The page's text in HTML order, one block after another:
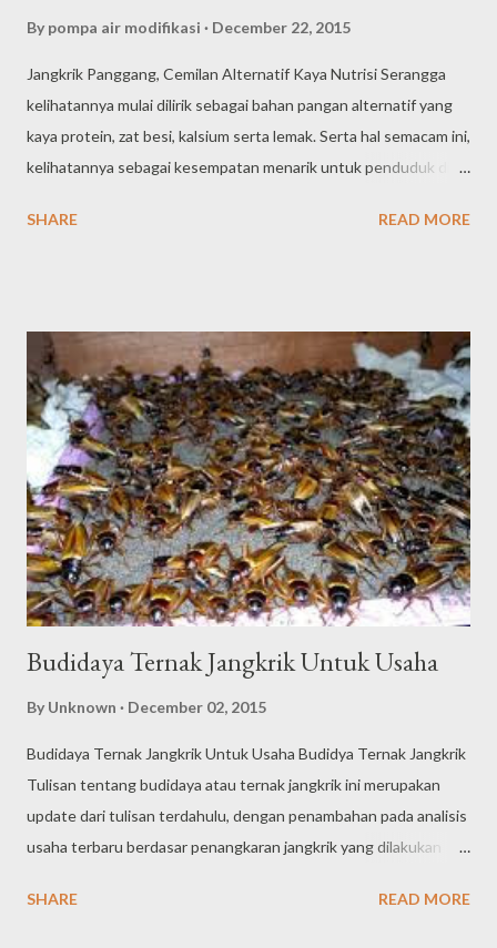
By pompa air modifikasi December 22, 2015
Jangkrik Panggang, Cemilan Alternatif Kaya Nutrisi Serangga
kelihatannya mulai dilirik sebagai bahan pangan alternatif yang
kaya protein, zat besi, kalsium serta lemak. Serta hal semacam ini,
kelihatannya sebagai kesempatan menarik untuk penduduk di
dari negara Inggris, penduduk disana meningkatkan atau
lebih dari satu pilihan rasa, seperti rasa jeruk nipis serta cabai.
Meskipun terdengar aneh, nyatanya cemilan enteng ini cukup
disukai banyak orang serta menarik kesukaan banyak pembeli.
Seandainya Anda tertarik buat mencicipi jangkrik panggang,
tidak usah jauh-jauh terbang ke Inggris, Anda juga dapat bikin
sendiri jangkrik panggang, cemilan alternatif kaya nutrisi yang
murah serta sesuai sama lidah orang Indonesia ini. Jangkrik
Panggang, Ce...
SHARE READ MORE
Budidaya Ternak Jangkrik Untuk Usaha
By Unknown December 02, 2015
Budidaya Ternak Jangkrik Untuk Usaha Budidya Ternak Jangkrik
Tulisan tentang budidaya atau ternak jangkrik ini merupakan
update dari tulisan terdahulu, dengan penambahan pada analisis
usaha terbaru berdasar penangkaran jangkrik yang dilakukan
Usaha Dewasa ini pada masa krisis ekonomi di Indonesia,
SHARE READ MORE